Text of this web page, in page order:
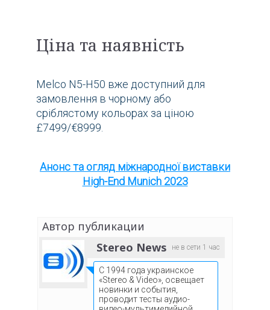
Ціна та наявність
Melco N5-H50 вже доступний для
замовлення в чорному або
сріблястому кольорах за ціною
£7499/€8999.
Анонс та огляд міжнародної виставки
High-End Munich 2023
Автор публикации
не в сети 1 час
Stereo News
С 1994 года украинское
«Stereo & Video», освещает
новинки и события,
проводит тесты аудио-